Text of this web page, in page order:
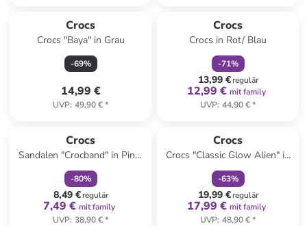
Crocs
Crocs "Baya" in Grau
-69%
14,99 €
UVP: 49,90 €*
Crocs
Crocs in Rot/ Blau
-71%
13,99 €regulär
12,99 € mit family
UVP: 44,90 €*
Crocs
Sandalen "Crocband" in Pink/
Lila
-80%
8,49 €regulär
7,49 € mit family
UVP: 38,90 €*
Crocs
Crocs "Classic Glow Alien" in
Weiß/ Grün
-63%
19,99 €regulär
17,99 € mit family
UVP: 48,90 €*